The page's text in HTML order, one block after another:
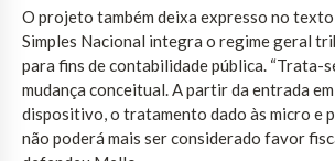
O projeto também deixa expresso no
Simples Nacional integra o regime geral
para fins de contabilidade pública. “Trata-
mudança conceitual. A partir da entrada
dispositivo, o tratamento dado às micro e
não poderá mais ser considerado favor